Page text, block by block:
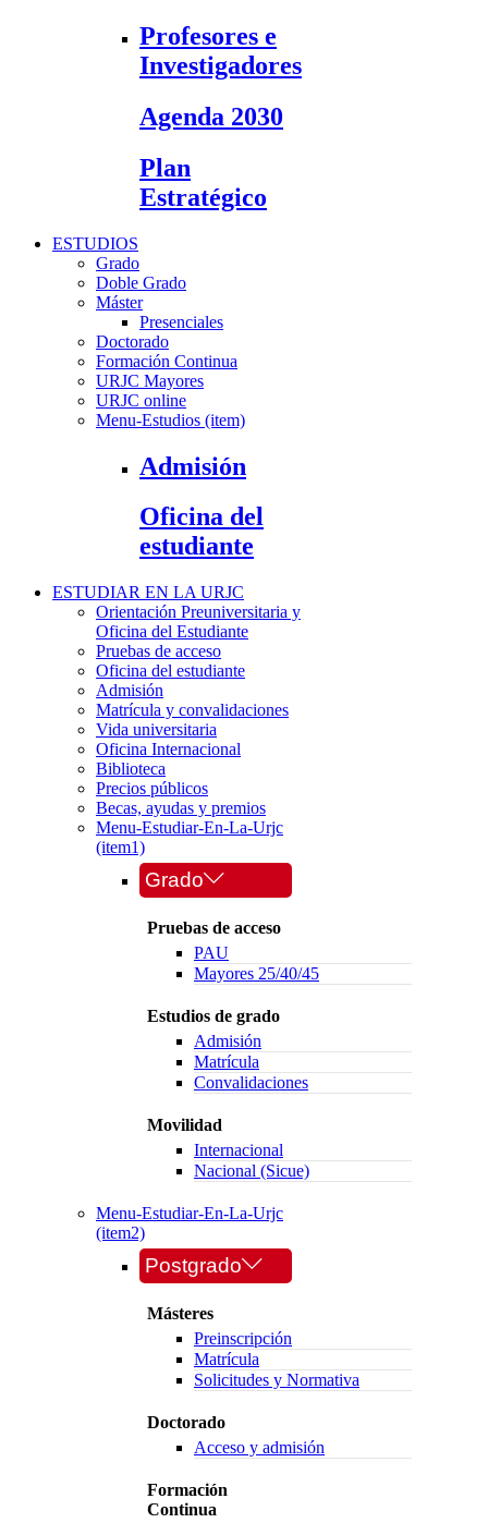
Profesores e
Investigadores
Agenda 2030
Plan
Estratégico
ESTUDIOS
Grado
Doble Grado
Máster
Presenciales
Doctorado
Formación Continua
URJC Mayores
URJC online
Menu-Estudios (item)
Admisión
Oficina del
estudiante
ESTUDIAR EN LA URJC
Orientación Preuniversitaria y
Oficina del Estudiante
Pruebas de acceso
Oficina del estudiante
Admisión
Matrícula y convalidaciones
Vida universitaria
Oficina Internacional
Biblioteca
Precios públicos
Becas, ayudas y premios
Menu-Estudiar-En-La-Urjc
(item1)
Grado
Pruebas de acceso
PAU
Mayores 25/40/45
Estudios de grado
Admisión
Matrícula
Convalidaciones
Movilidad
Internacional
Nacional (Sicue)
Menu-Estudiar-En-La-Urjc
(item2)
Postgrado
Másteres
Preinscripción
Matrícula
Solicitudes y Normativa
Doctorado
Acceso y admisión
Formación
Continua